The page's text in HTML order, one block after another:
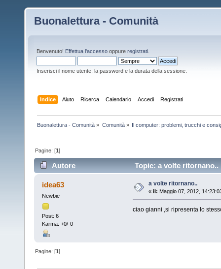
Buonalettura - Comunità
Benvenuto! Effettua l'accesso oppure registrati
Inserisci il nome utente, la password e la durata della sessione.
Indice Aiuto Ricerca Calendario Accedi Registrati
Buonalettura - Comunità » Comunità» Il computer: problemi, trucchi e
Pagine: [1]
Autore Topic: a volte
idea63
Newbie
Post: 6
Karma: +0/-0
a volte ritornano..
« il: Maggio 07, 2012,
ciao gianni ,si ripresenta lo
Pagine: [1]